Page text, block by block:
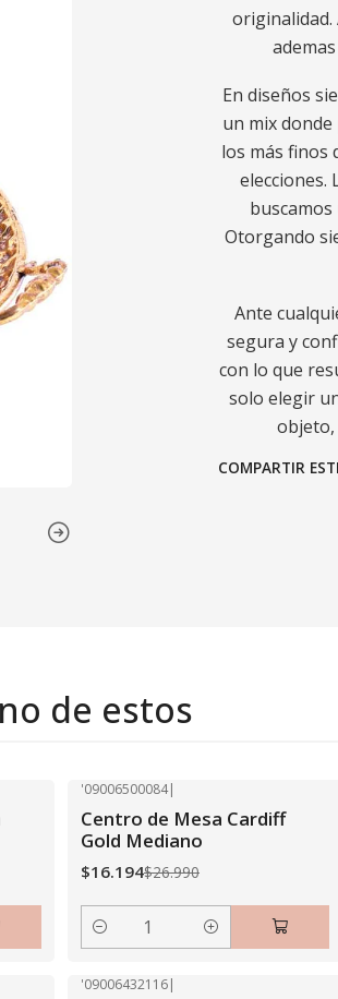
originalidad.
En diseños
un mix
los más finos
elecciones.
Otorgando
Ante
segura y
con lo que
solo elegir
objeto,
COMPARTIR
de estos
'09006500084|
Centro de Mesa Cardiff
Gold Mediano
$16.194$26.990
Cantidad
'09006432116|